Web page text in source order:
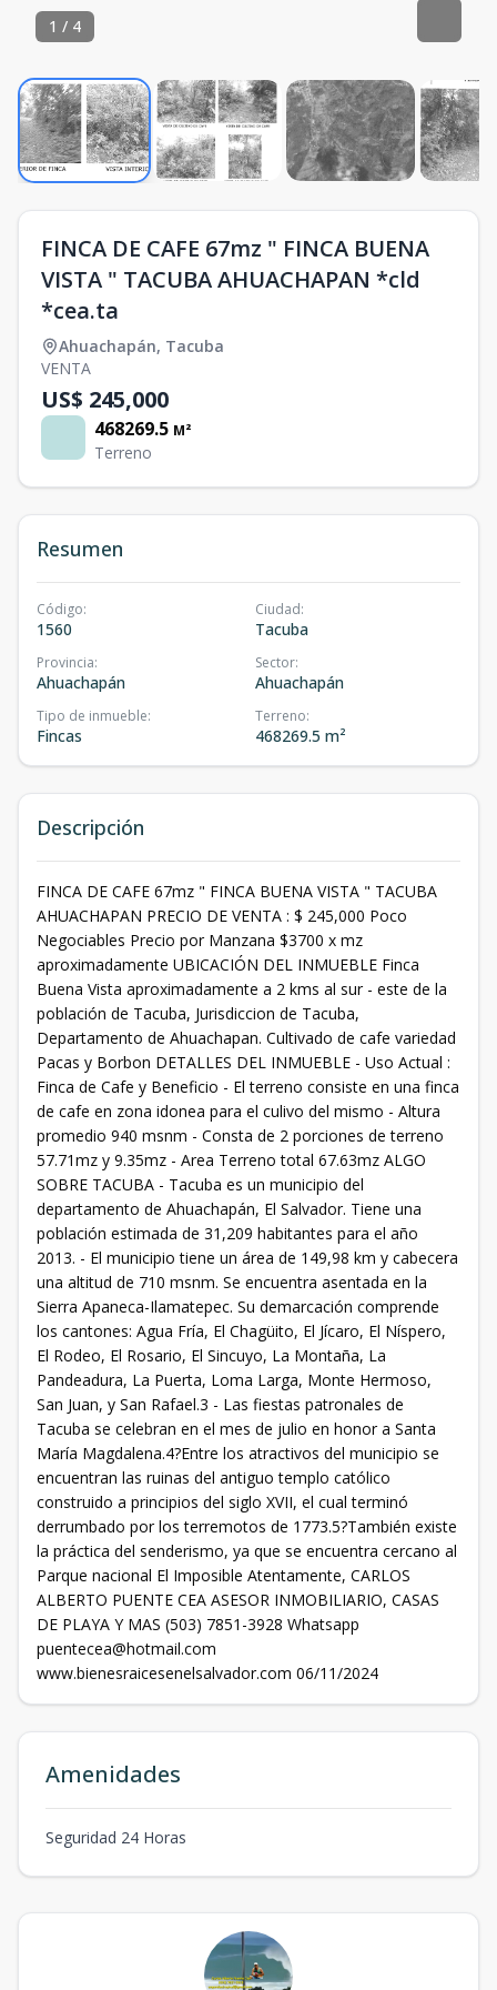
1 / 4
FINCA DE CAFE 67mz " FINCA BUENA
VISTA " TACUBA AHUACHAPAN *cld
*cea.ta
Ahuachapán, Tacuba
VENTA
US$ 245,000
468269.5 M²
Terreno
Resumen
Código:
1560
Ciudad:
Tacuba
Provincia:
Ahuachapán
Sector:
Ahuachapán
Tipo de inmueble:
Fincas
Terreno:
468269.5 m²
Descripción
FINCA DE CAFE 67mz " FINCA BUENA VISTA " TACUBA
AHUACHAPAN PRECIO DE VENTA : $ 245,000 Poco
Negociables Precio por Manzana $3700 x mz
aproximadamente UBICACIÓN DEL INMUEBLE Finca
Buena Vista aproximadamente a 2 kms al sur - este de la
población de Tacuba, Jurisdiccion de Tacuba,
Departamento de Ahuachapan. Cultivado de cafe variedad
Pacas y Borbon DETALLES DEL INMUEBLE - Uso Actual :
Finca de Cafe y Beneficio - El terreno consiste en una finca
de cafe en zona idonea para el culivo del mismo - Altura
promedio 940 msnm - Consta de 2 porciones de terreno
57.71mz y 9.35mz - Area Terreno total 67.63mz ALGO
SOBRE TACUBA - Tacuba es un municipio del
departamento de Ahuachapán, El Salvador. Tiene una
población estimada de 31,209 habitantes para el año
2013. - El municipio tiene un área de 149,98 km y cabecera
una altitud de 710 msnm. Se encuentra asentada en la
Sierra Apaneca-Ilamatepec. Su demarcación comprende
los cantones: Agua Fría, El Chagüito, El Jícaro, El Níspero,
El Rodeo, El Rosario, El Sincuyo, La Montaña, La
Pandeadura, La Puerta, Loma Larga, Monte Hermoso,
San Juan, y San Rafael.3 - Las fiestas patronales de
Tacuba se celebran en el mes de julio en honor a Santa
María Magdalena.4?Entre los atractivos del municipio se
encuentran las ruinas del antiguo templo católico
construido a principios del siglo XVII, el cual terminó
derrumbado por los terremotos de 1773.5?También existe
la práctica del senderismo, ya que se encuentra cercano al
Parque nacional El Imposible Atentamente, CARLOS
ALBERTO PUENTE CEA ASESOR INMOBILIARIO, CASAS
DE PLAYA Y MAS (503) 7851-3928 Whatsapp
puentecea@hotmail.com
www.bienesraicesenelsalvador.com 06/11/2024
Amenidades
Seguridad 24 Horas